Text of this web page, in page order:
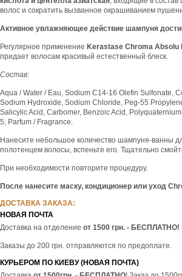
волос и сократить вызванное окрашиванием
Активное увлажняющее действие шампуня
Регулярное применение Kerastase Chroma Absolu
придает волосам красивый естественный блеск.
Состав:
Aqua / Water / Eau, Sodium C14-16 Olefin Sulfonate,
Sodium Hydroxide, Sodium Chloride, Peg-55
Salicylic Acid, Carbomer, Benzoic Acid,
5, Parfum / Fragrance.
Нанесите небольшое количество шампуня-ванны
полотенцем волосы, вспеньте его. Тщательно
При необходимости повторите процедуру.
После нанесите маску, кондиционер или уход
ДОСТАВКА ЗАКАЗА:
НОВАЯ ПОЧТА
Доставка на отделение от 1500 грн. - БЕСПЛАТНО!
Заказы до 200 грн. отправляются по предоплате.
КУРЬЕРОМ ПО КИЕВУ (НОВАЯ ПОЧТА)